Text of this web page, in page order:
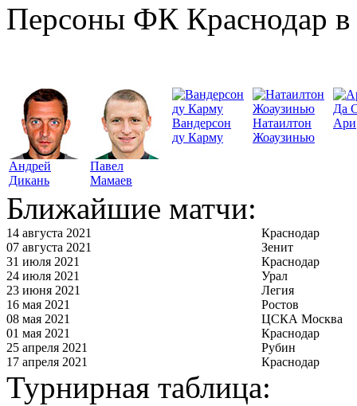
Персоны ФК Краснодар в
Андрей
Дикань
Павел
Мамаев
Вандерсон
ду Карму
Натаилтон
Жоаузинью
Да
Ари
Ближайшие матчи:
14 августа 2021
Краснодар
07 августа 2021
Зенит
31 июля 2021
Краснодар
24 июля 2021
Урал
23 июня 2021
Легия
16 мая 2021
Ростов
08 мая 2021
ЦСКА Москва
01 мая 2021
Краснодар
25 апреля 2021
Рубин
17 апреля 2021
Краснодар
Турнирная таблица: